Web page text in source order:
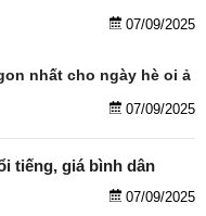
07/09/2025
nhất cho ngày hè oi ả
07/09/2025
tiếng, giá bình dân
07/09/2025